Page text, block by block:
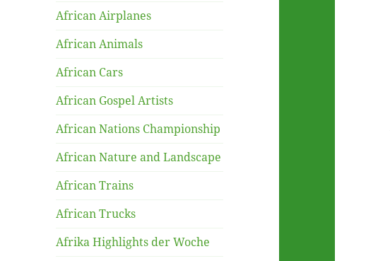
African Airplanes
African Animals
African Cars
African Gospel Artists
African Nations Championship
African Nature and Landscape
African Trains
African Trucks
Afrika Highlights der Woche